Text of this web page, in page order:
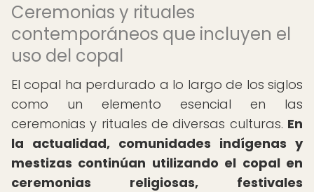
Ceremonias y rituales
contemporáneos que incluyen el
uso del copal
El copal ha perdurado a lo largo de los siglos
como un elemento esencial en las
ceremonias y rituales de diversas culturas. En
la actualidad, comunidades indígenas y
mestizas continúan utilizando el copal en
ceremonias religiosas, festivales